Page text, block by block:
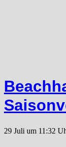
29 Juli um 11:32